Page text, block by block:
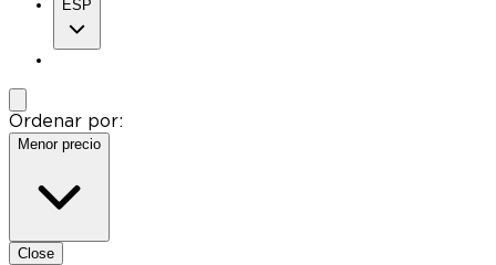
ESP
Ordenar por:
Menor precio
Close